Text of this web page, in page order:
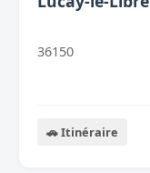
36150
🚗 Itinéraire